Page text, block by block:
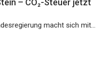
macht sich mit...